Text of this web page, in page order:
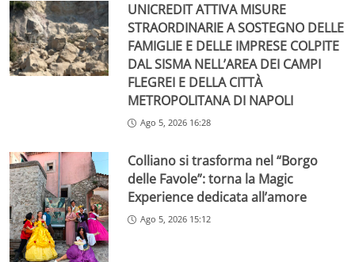
UNICREDIT ATTIVA MISURE
STRAORDINARIE A SOSTEGNO DELLE
FAMIGLIE E DELLE IMPRESE COLPITE
DAL SISMA NELL’AREA DEI CAMPI
FLEGREI E DELLA CITTÀ
METROPOLITANA DI NAPOLI
Ago 5, 2026 16:28
Colliano si trasforma nel “Borgo
delle Favole”: torna la Magic
Experience dedicata all’amore
Ago 5, 2026 15:12